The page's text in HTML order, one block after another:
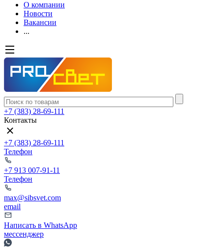
О компании
Новости
Вакансии
...
+7 (383) 28-69-111
Контакты
+7 (383) 28-69-111
Телефон
+7 913 007-91-11
Телефон
max@sibsvet.com
email
Написать в WhatsApp
мессенджер